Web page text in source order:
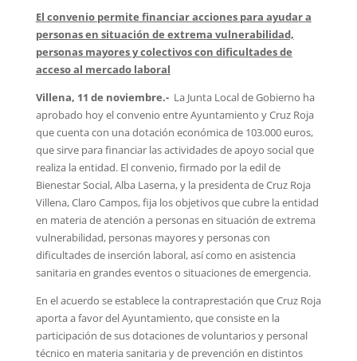
El convenio permite financiar acciones para ayudar a
personas en situación de extrema vulnerabilidad,
personas mayores y colectivos con dificultades de
acceso al mercado laboral
Villena, 11 de noviembre.- La Junta Local de Gobierno ha
aprobado hoy el convenio entre Ayuntamiento y Cruz Roja
que cuenta con una dotación económica de 103.000 euros,
que sirve para financiar las actividades de apoyo social que
realiza la entidad. El convenio, firmado por la edil de
Bienestar Social, Alba Laserna, y la presidenta de Cruz Roja
Villena, Claro Campos, fija los objetivos que cubre la entidad
en materia de atención a personas en situación de extrema
vulnerabilidad, personas mayores y personas con
dificultades de inserción laboral, así como en asistencia
sanitaria en grandes eventos o situaciones de emergencia.
En el acuerdo se establece la contraprestación que Cruz Roja
aporta a favor del Ayuntamiento, que consiste en la
participación de sus dotaciones de voluntarios y personal
técnico en materia sanitaria y de prevención en distintos